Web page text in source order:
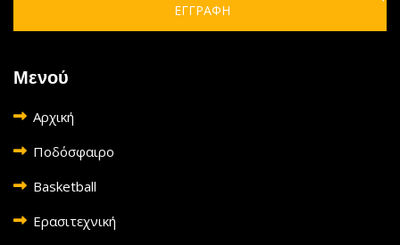
ΕΓΓΡΑΦΗ
Μενού
Αρχική
Ποδόσφαιρο
Basketball
Ερασιτεχνική